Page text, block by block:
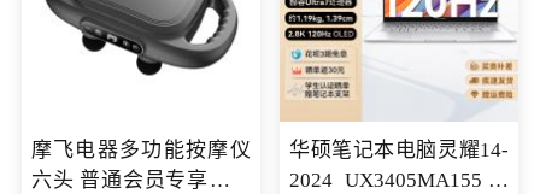
摩飞电器多功能按摩仪
六头 普通会员专享价格
华硕笔记本电脑灵耀14-
2024 UX3405MA155冰